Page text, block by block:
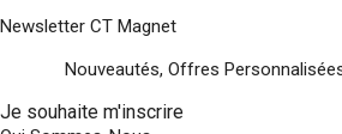
Newsletter CT Magnet
Nouveautés, Offres
Je souhaite m'inscrire